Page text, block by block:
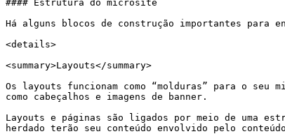
#### Estrutura do microsite
Há alguns blocos de construção importantes para
<details>
<summary>Layouts</summary>
Os layouts funcionam como “molduras” para o seu
como cabeçalhos e imagens de banner.
Layouts e páginas são ligados por meio de uma
herdado terão seu conteúdo envolvido pelo